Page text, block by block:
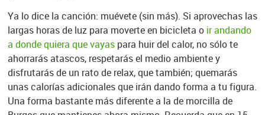
Ya lo dice la canción: muévete (sin más). Si aprovechas las
largas horas de luz para moverte en bicicleta o ir andando
a donde quiera que vayaspara huir del calor, no sólo te
ahorrarás atascos, respetarás el medio ambiente y
disfrutarás de un rato de relax, que también; quemarás
unas calorías adicionales que irán dando forma a tu figura.
Una forma bastante más diferente a la de morcilla de